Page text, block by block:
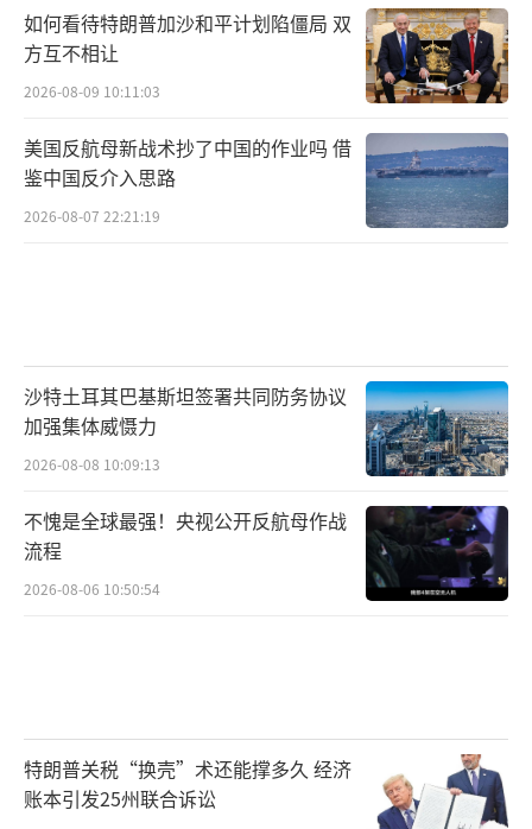
如何看待特朗普加沙和平计划陷僵局 双
方互不相让
2026-08-09 10:11:03
美国反航母新战术抄了中国的作业吗 借
鉴中国反介入思路
2026-08-07 22:21:19
沙特土耳其巴基斯坦签署共同防务协议
加强集体威慑力
2026-08-08 10:09:13
不愧是全球最强！央视公开反航母作战
流程
2026-08-06 10:50:54
特朗普关税“换壳”术还能撑多久 经济
账本引发25州联合诉讼